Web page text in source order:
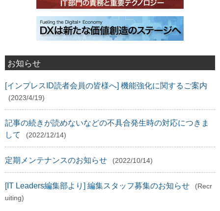
お知らせ
[インプレスID読者会員の皆様へ] 機能強化に関するご案内
(2023/4/19)
記事の続きが読めないなどの不具合発生時の対応につきま
して
(2022/12/14)
定期メンテナンスのお知らせ (2022/10/14)
[IT Leaders編集部より] 編集スタッフ募集のお知らせ
(Recr
uiting)